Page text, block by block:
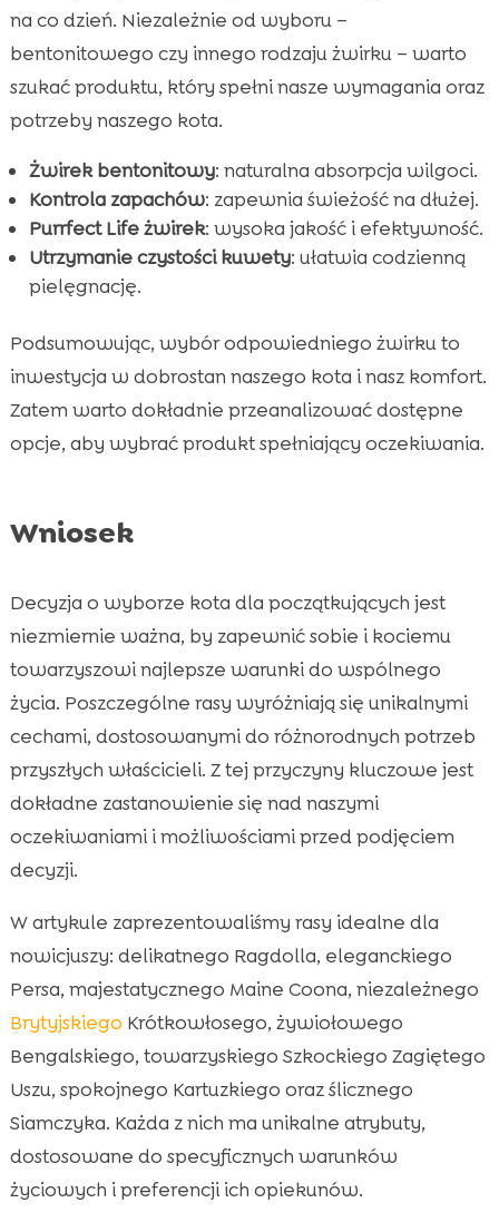
na co dzień. Niezależnie od wyboru –
bentonitowego czy innego rodzaju żwirku – warto
szukać produktu, który spełni nasze wymagania oraz
potrzeby naszego kota.
Żwirek bentonitowy: naturalna absorpcja wilgoci.
Kontrola zapachów: zapewnia świeżość na dłużej.
Purrfect Life żwirek: wysoka jakość i efektywność.
Utrzymanie czystości kuwety: ułatwia codzienną
pielęgnację.
Podsumowując, wybór odpowiedniego żwirku to
inwestycja w dobrostan naszego kota i nasz komfort.
Zatem warto dokładnie przeanalizować dostępne
opcje, aby wybrać produkt spełniający oczekiwania.
Wniosek
Decyzja o wyborze kota dla początkujących jest
niezmiernie ważna, by zapewnić sobie i kociemu
towarzyszowi najlepsze warunki do wspólnego
życia. Poszczególne rasy wyróżniają się unikalnymi
cechami, dostosowanymi do różnorodnych potrzeb
przyszłych właścicieli. Z tej przyczyny kluczowe jest
dokładne zastanowienie się nad naszymi
oczekiwaniami i możliwościami przed podjęciem
decyzji.
W artykule zaprezentowaliśmy rasy idealne dla
nowicjuszy: delikatnego Ragdolla, eleganckiego
Persa, majestatycznego Maine Coona, niezależnego
Brytyjskiego Krótkowłosego, żywiołowego
Bengalskiego, towarzyskiego Szkockiego Zagiętego
Uszu, spokojnego Kartuzkiego oraz ślicznego
Siamczyka. Każda z nich ma unikalne atrybuty,
dostosowane do specyficznych warunków
życiowych i preferencji ich opiekunów.